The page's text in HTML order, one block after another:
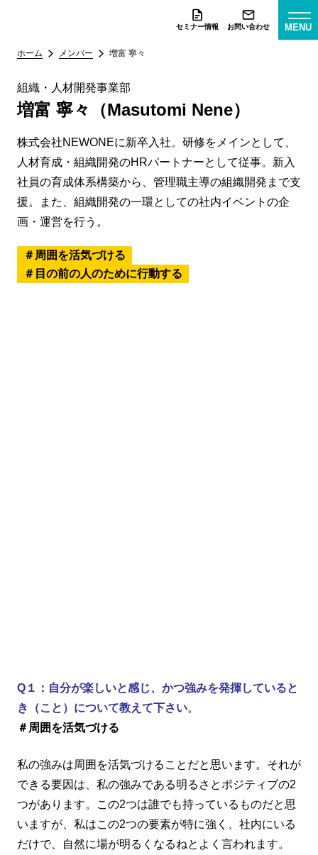
セミナー情報 お問い合わせ MENU
ホーム メンバー 増富 寧々
組織・人材開発事業部
増富 寧々（Masutomi Nene）
株式会社NEWONEに新卒入社。研修をメインとして、
人材育成・組織開発のHRパートナーとして従事。新入
社員の育成体系構築から、管理職主導の組織開発まで支
援。また、組織開発の一環としての社内イベントの企
画・運営を行う。
周囲を活気づける
目の前の人のために行動する
Q１：自分が楽しいと感じ、かつ強みを発揮していると
き（こと）について教えて下さい。
＃周囲を活気づける
私の強みは周囲を活気づけることだと思います。それが
できる要因は、私の強みである明るさとポジティブの2
つがあります。この2つは誰でも持っているものだと思
いますが、私はこの2つの要素が特に強く、社内にいる
だけで、自然に場が明るくなるねとよく言われます。